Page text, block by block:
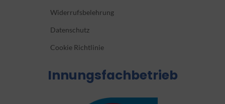
Widerrufsbelehrung
Datenschutz
Cookie Richtlinie
Innungsfachbetrieb